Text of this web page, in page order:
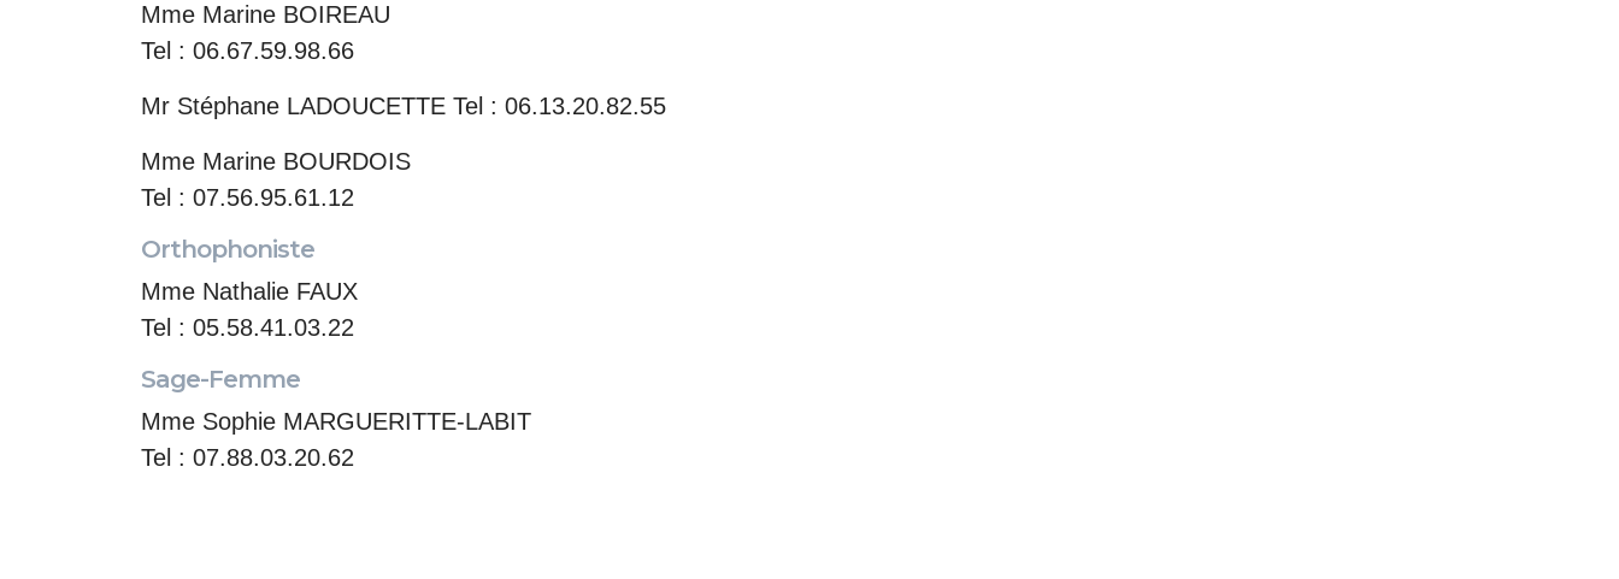
Mme Marine BOIREAU
Tel : 06.67.59.98.66
Mr Stéphane LADOUCETTE Tel : 06.13.20.82.55
Mme Marine BOURDOIS
Tel : 07.56.95.61.12
Orthophoniste
Mme Nathalie FAUX
Tel : 05.58.41.03.22
Sage-Femme
Mme Sophie MARGUERITTE-LABIT
Tel : 07.88.03.20.62